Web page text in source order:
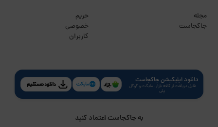
مجله
جاکجاست
حریم
خصوصی
کاربران
دانلود اپلیکیشن جاکجاست
قابل دریافت از کافه بازار، مایکت و گوگل
پلی
به جاکجاست اعتماد کنید